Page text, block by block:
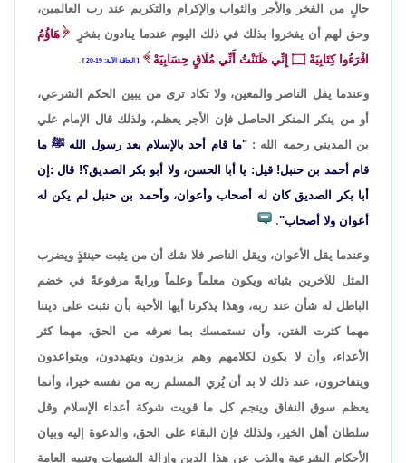
حالٍ من الفخر والأجر والثواب والإكرام والتكريم عند رب العالمين،
وحق لهم أن يفخروا بذلك في ذلك اليوم عندما ينادون بفخرٍ
هَاؤُمُ
اقْرَءُوا كِتَابِيَهْ ۝ إِنِّي ظَنَنْتُ أَنِّي مُلَاقٍ حِسَابِيَهْ الحاقة الآية: 19-20
وعندما يقل الناصر والمعين، ولا تكاد ترى من يبين الحكم الشرعي،
أو من ينكر المنكر الحاصل فإن الأجر يعظم، ولذلك قال الإمام علي
بن المديني رحمه الله :"ما قام أحد بالإسلام بعد رسول الله ﷺ ما
قام أحمد بن حنبل! قيل: يا أبا الحسن، ولا أبو بكر الصديق؟! قال :إن
أبا بكر الصديق كان له أصحاب وأعوان، وأحمد بن حنبل لم يكن له
أعوان ولا أصحاب".
وعندما يقل الأعوان، ويقل الناصر فلا شك أن من يثبت حينئذٍ ويضرب
المثل للآخرين بثباته ويكون معلماً وعلماً ورايةً مرفوعةً في خضم
الباطل له شأن عند ربه، وهذا يذكرنا أيها الأحبة بأن نثبت على ديننا
مهما كثرت الفتن، وأن نستمسك بما نعرفه من الحق، مهما كثر
الأعداء، وأن لا يكون لكلامهم وهم يزبدون ويتهددون، ويتواعدون
ويتفاخرون، عند ذلك لا بد أن يُري المسلم ربه من نفسه خيرا، وأنما
يعظم سوق النفاق وينجم كل ما قويت شوكة أعداء الإسلام وقل
سلطان أهل الخير، ولذلك فإن البقاء على الحق، والدعوة إليه وبيان
الأحكام الشرعية والذب عن هذا الدين وإزالة الشبهات وتنبيه العامة